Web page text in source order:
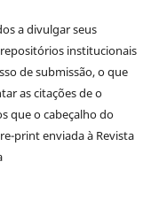
a divulgar seus
institucionais
de submissão, o que
as citações de o
que o cabeçalho do
print enviada à Revista